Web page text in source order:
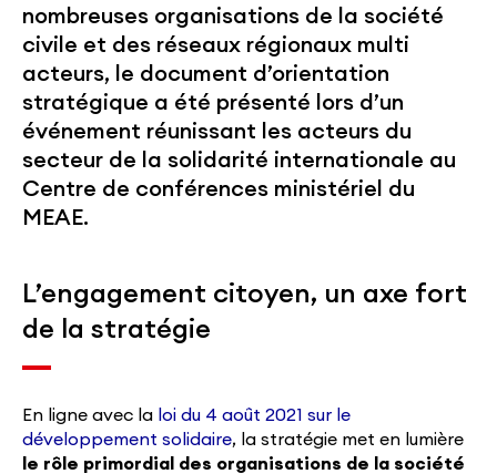
nombreuses organisations de la société
civile et des réseaux régionaux multi
acteurs, le document d’orientation
stratégique a été présenté lors d’un
événement réunissant les acteurs du
secteur de la solidarité internationale au
Centre de conférences ministériel du
MEAE.
L’engagement citoyen, un axe fort
de la stratégie
En ligne avec la loi du 4 août 2021 sur le
développement solidaire, la stratégie met en lumière
le rôle primordial des organisations de la société